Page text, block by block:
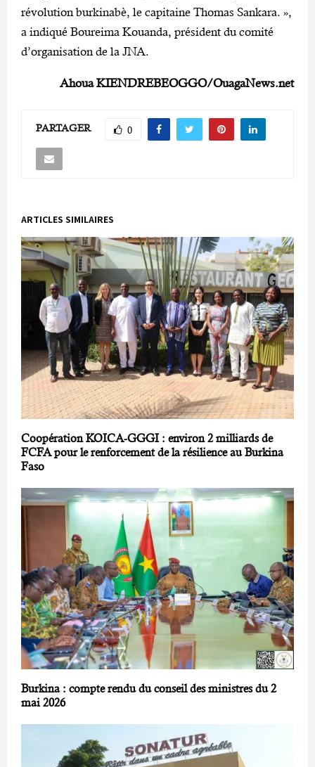
révolution burkinabè, le capitaine Thomas Sankara. »,
a indiqué Boureima Kouanda, président du comité
d’organisation de la JNA.
Ahoua KIENDREBEOGGO/OuagaNews.net
PARTAGER 0
ARTICLES SIMILAIRES
Coopération KOICA-GGGI : environ 2 milliards de
FCFA pour le renforcement de la résilience au Burkina
Faso
Burkina : compte rendu du conseil des ministres du 2
mai 2026